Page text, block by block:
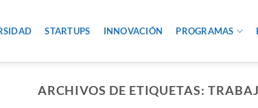
STARTUPS INNOVACIÓN PROGRAMAS
ARCHIVOS DE ETIQUETAS: